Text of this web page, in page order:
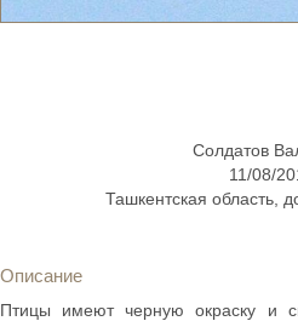
Солдатов
11/08/
Ташкентская область,
Описание
Птицы имеют черную окраску и